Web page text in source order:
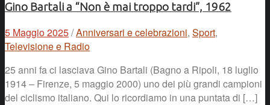
Gino Bartali a “Non è mai troppo tardi”, 1962
5 Maggio 2025/Anniversari e celebrazioni, Sport,
Televisione e Radio
25 anni fa ci lasciava Gino Bartali (Bagno a Ripoli, 18 luglio
1914 – Firenze, 5 maggio 2000) uno dei più grandi campioni
del ciclismo italiano. Qui lo ricordiamo in una puntata di […]